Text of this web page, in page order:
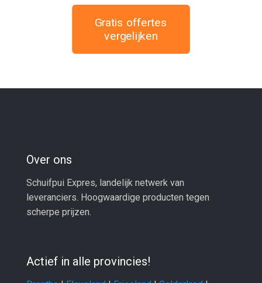
Gratis offertes
vergelijken
Over ons
Schuifpui Expres, landelijk netwerk van
leveranciers. Hoogwaardige producten tegen
scherpe prijzen.
Actief in alle provincies!